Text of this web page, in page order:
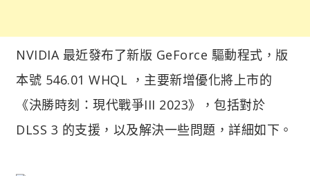
NVIDIA 最近發布了新版 GeForce 驅動程式，版
本號 546.01 WHQL ，主要新增優化將上市的
《決勝時刻：現代戰爭III 2023》，包括對於
DLSS 3 的支援，以及解決一些問題，詳細如下。